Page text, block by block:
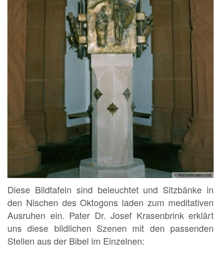
© Rochusbruderschaft
Diese Bildtafeln sind beleuchtet und Sitzbänke in
den Nischen des Oktogons laden zum meditativen
Ausruhen ein. Pater Dr. Josef Krasenbrink erklärt
uns diese bildlichen Szenen mit den passenden
Stellen aus der Bibel im Einzelnen: